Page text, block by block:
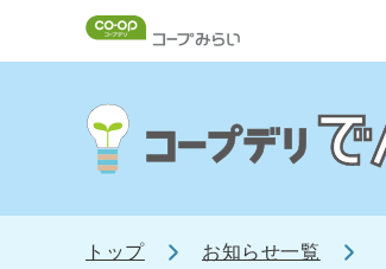
トップ お知らせ一覧